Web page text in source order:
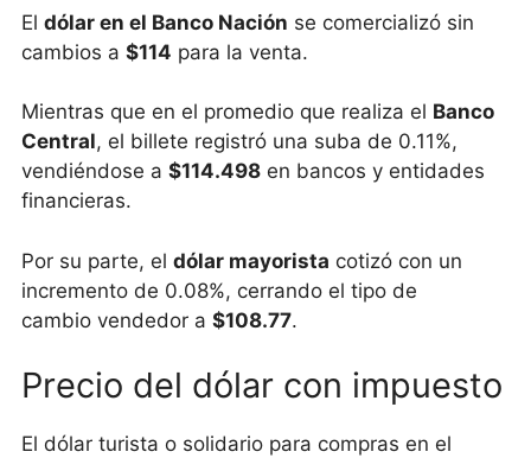
El dólar en el Banco Nación se comercializó sin
cambios a $114 para la venta.
Mientras que en el promedio que realiza el Banco
Central, el billete registró una suba de 0.11%,
vendiéndose a $114.498 en bancos y entidades
financieras.
Por su parte, el dólar mayorista cotizó con un
incremento de 0.08%, cerrando el tipo de
cambio vendedor a $108.77.
Precio del dólar con impuesto
El dólar turista o solidario para compras en el